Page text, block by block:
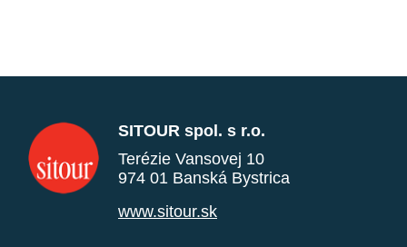
SITOUR spol. s r.o.
Terézie Vansovej 10
974 01 Banská Bystrica
www.sitour.sk